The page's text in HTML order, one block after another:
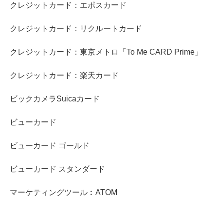
クレジットカード：エポスカード
クレジットカード：リクルートカード
クレジットカード：東京メトロ「To Me CARD Prime」
クレジットカード：楽天カード
ビックカメラSuicaカード
ビューカード
ビューカード ゴールド
ビューカード スタンダード
マーケティングツール︰ATOM